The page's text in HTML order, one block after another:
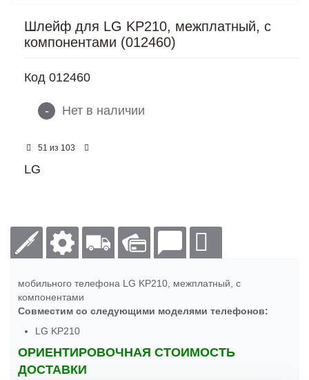
Шлейф для LG KP210, межплатный, с
компонентами (012460)
Код 012460
- Нет в наличии
51 из 103
LG
мобильного телефона LG KP210, межплатный, с
компонентами
Совместим со следующими моделями телефонов:
LG KP210
ОРИЕНТИРОВОЧНАЯ СТОИМОСТЬ
ДОСТАВКИ